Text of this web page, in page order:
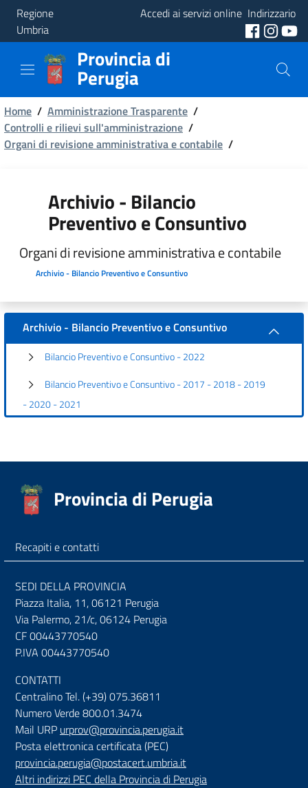
Regione
Umbria
Accedi ai servizi online Indirizzario
Provincia
Aree
Tematiche
Servizi
Provincia di
Perugia
Briciole
di
Home / Amministrazione Trasparente /
Controlli e rilievi sull'amministrazione /
Organi di revisione amministrativa e contabile /
Archivio - Bilancio
Preventivo e Consuntivo
Organi di revisione amministrativa e contabile
Archivio - Bilancio Preventivo e Consuntivo
Archivio - Bilancio Preventivo e Consuntivo
Bilancio Preventivo e Consuntivo - 2022
Bilancio Preventivo e Consuntivo - 2017 - 2018 - 2019
- 2020 - 2021
Provincia di Perugia
Recapiti e contatti
SEDI DELLA PROVINCIA
Piazza Italia, 11, 06121 Perugia
Via Palermo, 21/c, 06124 Perugia
CF 00443770540
P.IVA 00443770540
CONTATTI
Centralino Tel. (+39) 075.36811
Numero Verde 800.01.3474
Mail URP urprov@provincia.perugia.it
Posta elettronica certificata (PEC)
provincia.perugia@postacert.umbria.it
Altri indirizzi PEC della Provincia di Perugia